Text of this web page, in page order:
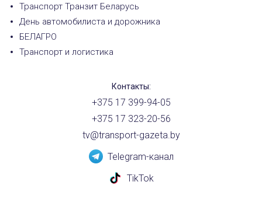
Транспорт Транзит Беларусь
День автомобилиста и дорожника
БЕЛАГРО
Транспорт и логистика
Контакты:
+375 17 399-94-05
+375 17 323-20-56
tv@transport-gazeta.by
Telegram-канал
TikTok